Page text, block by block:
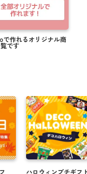
で作れるオリジナル商
です
ハロウィンプチギフ